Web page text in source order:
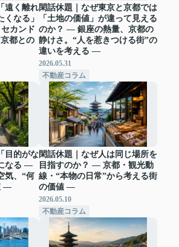
遠く離れ
なる」
カンド
都との
閑話休題｜なぜ東京と京都では
「土地の価値」が違って見える
のか？ ― 銀座の熱量、京都の
静けさ。“人を惹きつける街”の
違いを考える ―
2026.05.31
不動産コラム
目的がな
なる ―
気、“何
―
閑話休題｜なぜ人は同じ場所を
目指すのか？ ― 京都・観光動
線・“本物の日常”から考える街
の価値 ―
2026.05.10
不動産コラム